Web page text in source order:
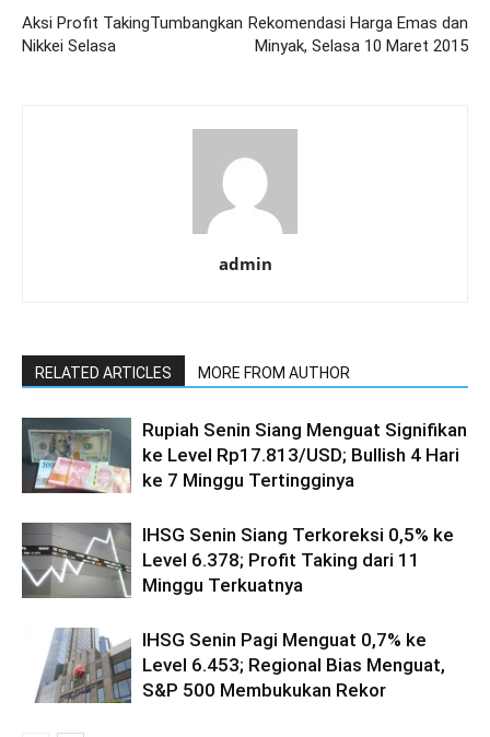
Aksi Profit TakingTumbangkan
Nikkei Selasa
Rekomendasi Harga Emas dan
Minyak, Selasa 10 Maret 2015
admin
RELATED ARTICLES MORE FROM AUTHOR
Rupiah Senin Siang Menguat Signifikan
ke Level Rp17.813/USD; Bullish 4 Hari
ke 7 Minggu Tertingginya
IHSG Senin Siang Terkoreksi 0,5% ke
Level 6.378; Profit Taking dari 11
Minggu Terkuatnya
IHSG Senin Pagi Menguat 0,7% ke
Level 6.453; Regional Bias Menguat,
S&P 500 Membukukan Rekor